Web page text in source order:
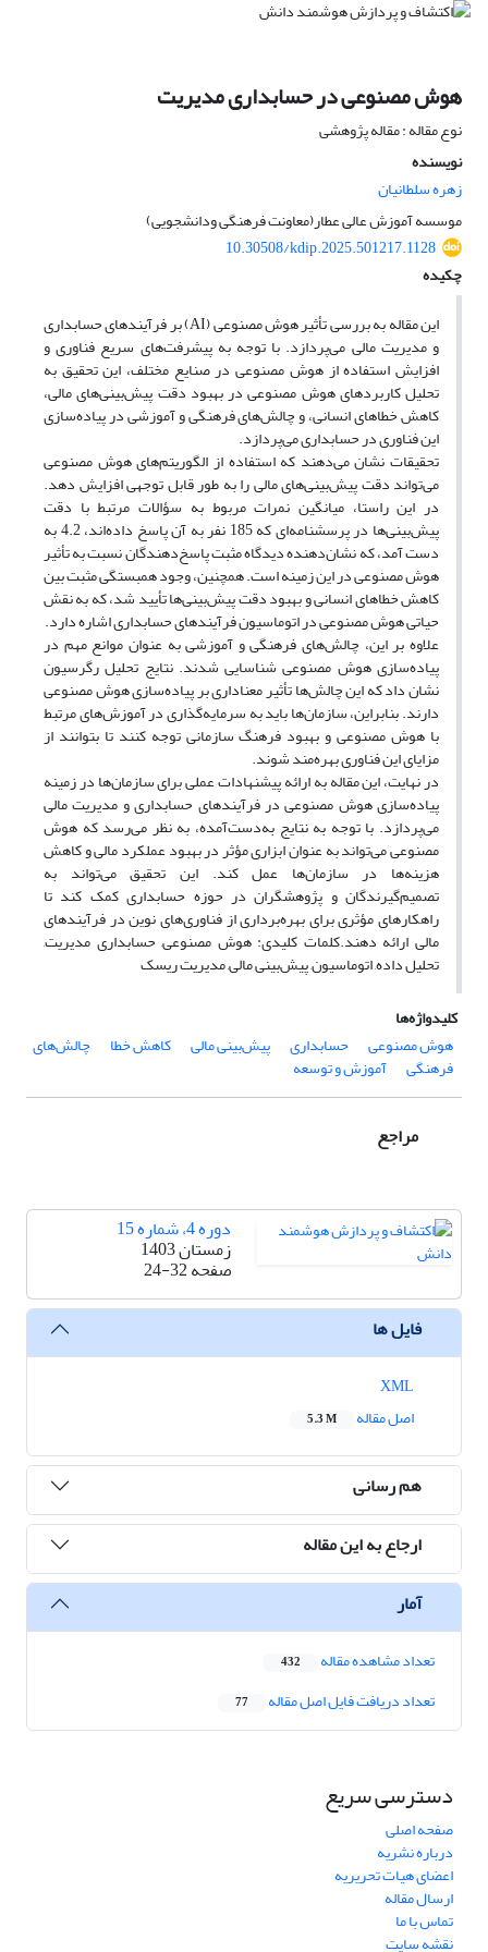
هوش مصنوعی در حسابداری مدیریت
نوع مقاله : مقاله پژوهشی
نویسنده
زهره سلطانیان
موسسه آموزش عالی عطار(معاونت فرهنگی ودانشجویی)
10.30508/kdip.2025.501217.1128
چکیده
این مقاله به بررسی تأثیر هوش مصنوعی (AI) بر فرآیندهای حسابداری
و مدیریت مالی می‌پردازد. با توجه به پیشرفت‌های سریع فناوری و
افزایش استفاده از هوش مصنوعی در صنایع مختلف، این تحقیق به
تحلیل کاربردهای هوش مصنوعی در بهبود دقت پیش‌بینی‌های مالی،
کاهش خطاهای انسانی، و چالش‌های فرهنگی و آموزشی در پیاده‌سازی
این فناوری در حسابداری می‌پردازد.
تحقیقات نشان می‌دهند که استفاده از الگوریتم‌های هوش مصنوعی
می‌تواند دقت پیش‌بینی‌های مالی را به طور قابل توجهی افزایش دهد.
در این راستا، میانگین نمرات مربوط به سؤالات مرتبط با دقت
پیش‌بینی‌ها در پرسشنامه‌ای که 185 نفر به آن پاسخ داده‌اند، 4.2 به
دست آمد، که نشان‌دهنده دیدگاه مثبت پاسخ‌دهندگان نسبت به تأثیر
هوش مصنوعی در این زمینه است. همچنین، وجود همبستگی مثبت بین
کاهش خطاهای انسانی و بهبود دقت پیش‌بینی‌ها تأیید شد، که به نقش
حیاتی هوش مصنوعی در اتوماسیون فرآیندهای حسابداری اشاره دارد.
علاوه بر این، چالش‌های فرهنگی و آموزشی به عنوان موانع مهم در
پیاده‌سازی هوش مصنوعی شناسایی شدند. نتایج تحلیل رگرسیون
نشان داد که این چالش‌ها تأثیر معناداری بر پیاده‌سازی هوش مصنوعی
دارند. بنابراین، سازمان‌ها باید به سرمایه‌گذاری در آموزش‌های مرتبط
با هوش مصنوعی و بهبود فرهنگ سازمانی توجه کنند تا بتوانند از
مزایای این فناوری بهره‌مند شوند.
در نهایت، این مقاله به ارائه پیشنهادات عملی برای سازمان‌ها در زمینه
پیاده‌سازی هوش مصنوعی در فرآیندهای حسابداری و مدیریت مالی
می‌پردازد. با توجه به نتایج به‌دست‌آمده، به نظر می‌رسد که هوش
مصنوعی می‌تواند به عنوان ابزاری مؤثر در بهبود عملکرد مالی و کاهش
هزینه‌ها در سازمان‌ها عمل کند. این تحقیق می‌تواند به
تصمیم‌گیرندگان و پژوهشگران در حوزه حسابداری کمک کند تا
راهکارهای مؤثری برای بهره‌برداری از فناوری‌های نوین در فرآیندهای
مالی ارائه دهند.کلمات کلیدی: هوش مصنوعی, حسابداری مدیریت,
تحلیل داده, اتوماسیون, پیش‌بینی مالی, مدیریت ریسک
کلیدواژه‌ها
هوش مصنوعی
حسابداری پیش‌بینی مالی کاهش خطا چالش‌های
فرهنگی آموزش و توسعه
مراجع
دوره 4، شماره 15
زمستان 1403
صفحه24-32
فایل ها
اصل مقاله
5.3 M
هم رسانی
ارجاع به این مقاله
آمار
تعداد مشاهده مقاله 432
تعداد دریافت فایل اصل مقاله 77
دسترسی سریع
صفحه اصلی
درباره نشریه
اعضای هیات تحریریه
ارسال مقاله
تماس با ما
نقشه سایت